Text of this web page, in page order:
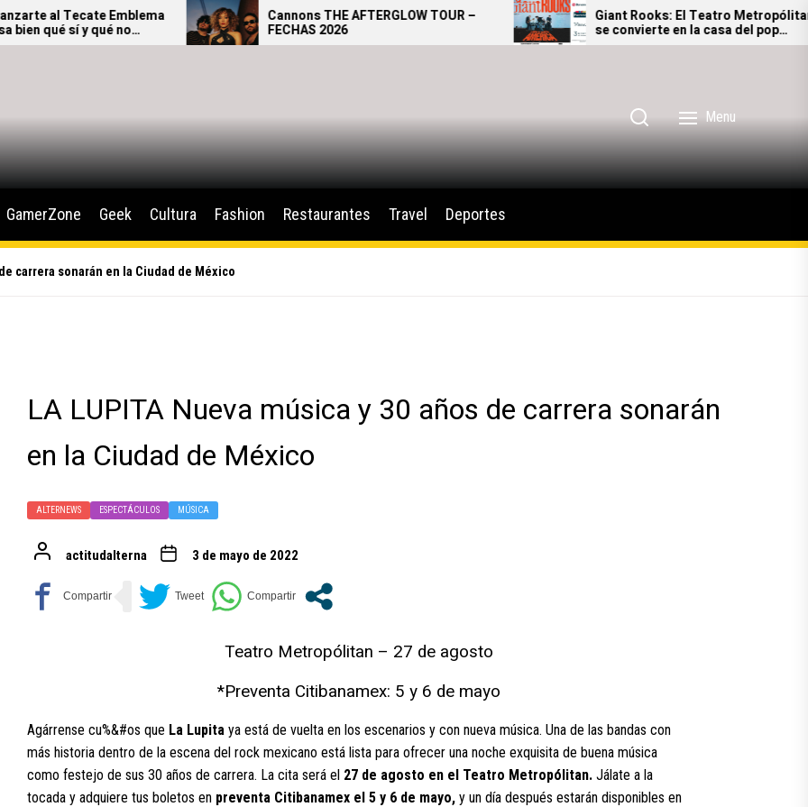
no
Cannons THE AFTERGLOW TOUR –
FECHAS 2026
Giant Rooks: El Teatro Metropólitan
se convierte en la casa del pop
alternativo alemán
Menu
GamerZone Geek Cultura Fashion Restaurantes Travel Deportes
carrera sonarán en la Ciudad de México
LA LUPITA Nueva música y 30 años de carrera sonarán
en la Ciudad de México
ALTERNEWS ESPECTÁCULOS MÚSICA
actitudalterna 3 de mayo de 2022
Teatro Metropólitan – 27 de agosto
*Preventa Citibanamex: 5 y 6 de mayo
Agárrense cu%&#os que La Lupita ya está de vuelta en los escenarios y con nueva música. Una de las bandas con
más historia dentro de la escena del rock mexicano está lista para ofrecer una noche exquisita de buena música
como festejo de sus 30 años de carrera. La cita será el 27 de agosto en el Teatro Metropólitan. Jálate a la
tocada y adquiere tus boletos en preventa Citibanamex el 5 y 6 de mayo, y un día después estarán disponibles en